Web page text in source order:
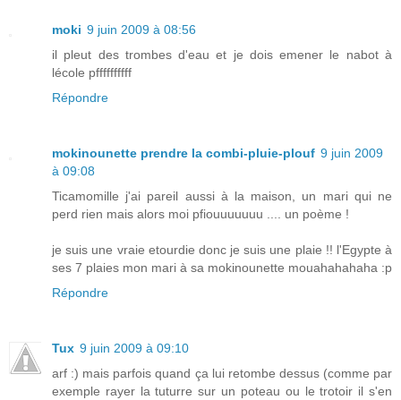
moki 9 juin 2009 à 08:56
il pleut des trombes d'eau et je dois emener le nabot à
lécole pffffffffff
Répondre
mokinounette prendre la combi-pluie-plouf 9 juin 2009
à 09:08
Ticamomille j'ai pareil aussi à la maison, un mari qui ne
perd rien mais alors moi pfiouuuuuuu .... un poème !
je suis une vraie etourdie donc je suis une plaie !! l'Egypte à
ses 7 plaies mon mari à sa mokinounette mouahahahaha :p
Répondre
Tux 9 juin 2009 à 09:10
arf :) mais parfois quand ça lui retombe dessus (comme par
exemple rayer la tuturre sur un poteau ou le trotoir il s'en